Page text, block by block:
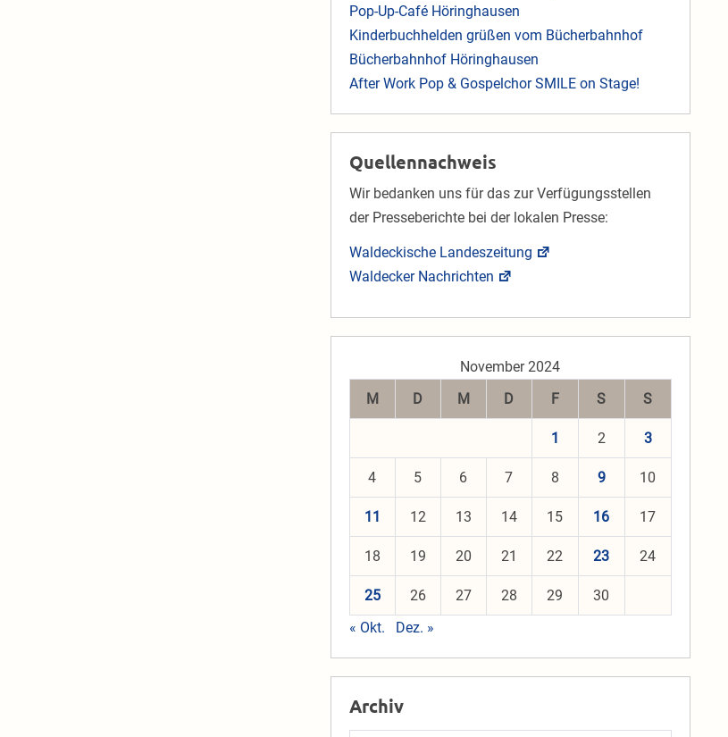
Pop-Up-Café Höringhausen
Kinderbuchhelden grüßen vom Bücherbahnhof
Bücherbahnhof Höringhausen
After Work Pop & Gospelchor SMILE on Stage!
Quellennachweis
Wir bedanken uns für das zur Verfügungsstellen
der Presseberichte bei der lokalen Presse:
Waldeckische Landeszeitung
Waldecker Nachrichten
November 2024
M
D M D F S S
1 2 3
4 5 6 7 8 9 10
11 12 13 14 15 16 17
18 19 20 21 22 23 24
25 26 27 28 29
30
« Okt.
Dez. »
Archiv